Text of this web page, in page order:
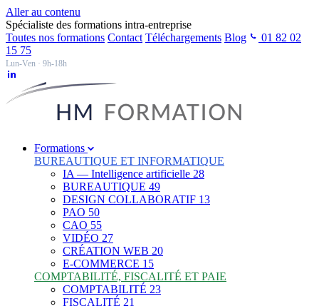
Aller au contenu
Spécialiste des formations intra-entreprise
Toutes nos formations Contact Téléchargements Blog
01 82 02
15 75
Lun-Ven · 9h-18h
Formations
BUREAUTIQUE ET INFORMATIQUE
IA — Intelligence artificielle 28
BUREAUTIQUE 49
DESIGN COLLABORATIF 13
PAO 50
CAO 55
VIDÉO 27
CRÉATION WEB 20
E-COMMERCE 15
COMPTABILITÉ, FISCALITÉ ET PAIE
COMPTABILITÉ 23
FISCALITÉ 21